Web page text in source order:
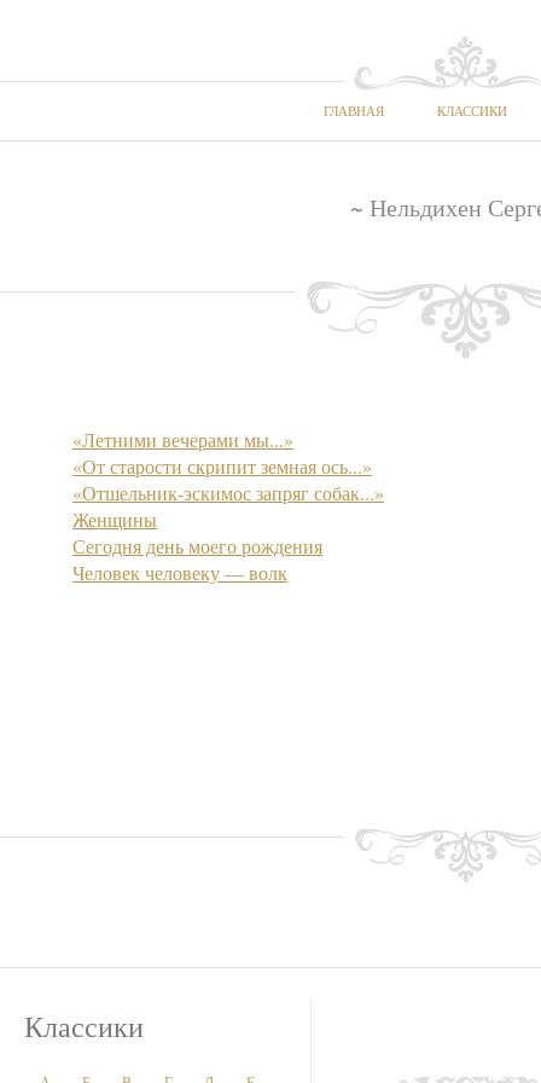
ГЛАВНАЯ КЛАССИКИ
~ Нельдихен
«Летними вечерами мы...»
«От старости скрипит земная ось...»
«Отшельник-эскимос запряг собак...»
Женщины
Сегодня день моего рождения
Человек человеку — волк
Классики